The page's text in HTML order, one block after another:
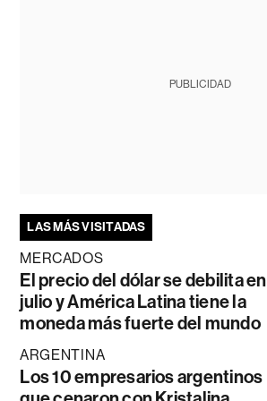
PUBLICIDAD
LAS MÁS VISITADAS
MERCADOS
El precio del dólar se debilita en
julio y América Latina tiene la
moneda más fuerte del mundo
ARGENTINA
Los 10 empresarios argentinos